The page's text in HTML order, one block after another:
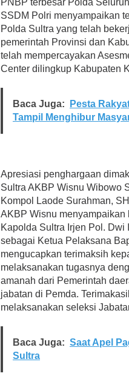
i
A
s
e
s
s
n
t
C
r
E
k
s
e
r
n
a
l
SSDM Polri menyampaikan
Polda Sultra yang telah
pemerintah Provinsi dan
telah mempercayakan
Center dilingkup Kabupaten
Baca Juga:
Pesta
Tampil Menghibur
Apresiasi penghargaan
Sultra AKBP Wisnu Wibowo
Kompol Laode Surahman,
AKBP Wisnu
Kapolda Sultra Irjen Pol. Dwi
sebagai Ketua Pelaksana
mengucapkan terimaksih
melaksanakan tugasnya
amanah dari Pemerintah
jabatan di Pemda.
melaksanakan seleksi
Baca Juga: Saat Apel
Sultra